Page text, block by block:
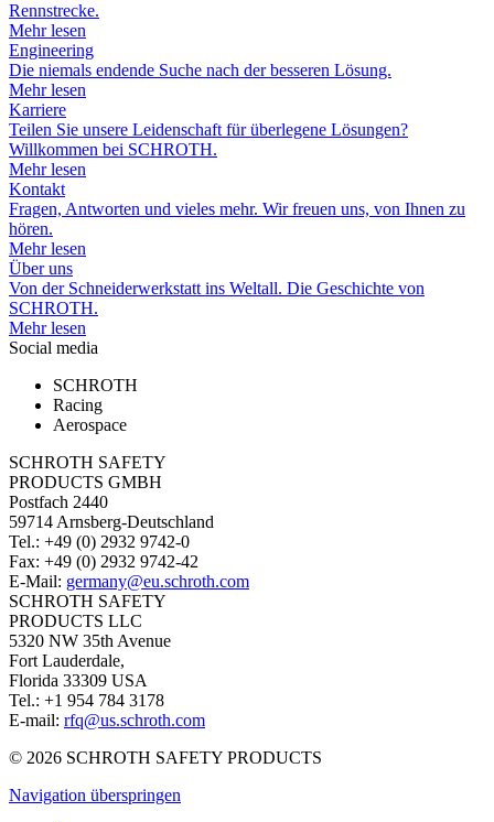
Rennstrecke.
Mehr lesen
Engineering
Die niemals endende Suche nach der besseren Lösung.
Mehr lesen
Karriere
Teilen Sie unsere Leidenschaft für überlegene Lösungen?
Willkommen bei SCHROTH.
Mehr lesen
Kontakt
Fragen, Antworten und vieles mehr. Wir freuen uns, von Ihnen zu
hören.
Mehr lesen
Über uns
Von der Schneiderwerkstatt ins Weltall. Die Geschichte von
SCHROTH.
Mehr lesen
Social media
SCHROTH
Racing
Aerospace
SCHROTH SAFETY
PRODUCTS GMBH
Postfach 2440
59714 Arnsberg-Deutschland
Tel.: +49 (0) 2932 9742-0
Fax: +49 (0) 2932 9742-42
E-Mail: germany@eu.schroth.com
SCHROTH SAFETY
PRODUCTS LLC
5320 NW 35th Avenue
Fort Lauderdale,
Florida 33309 USA
Tel.: +1 954 784 3178
E-mail: rfq@us.schroth.com
© 2026 SCHROTH SAFETY PRODUCTS
Navigation überspringen